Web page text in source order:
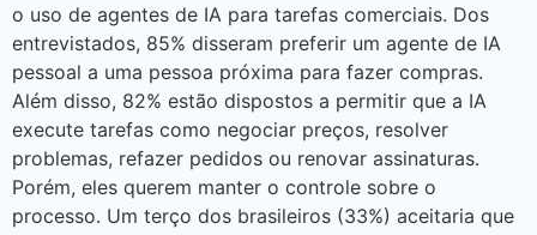
o uso de agentes de IA para tarefas comerciais. Dos
entrevistados, 85% disseram preferir um agente de IA
pessoal a uma pessoa próxima para fazer compras.
Além disso, 82% estão dispostos a permitir que a IA
execute tarefas como negociar preços, resolver
problemas, refazer pedidos ou renovar assinaturas.
Porém, eles querem manter o controle sobre o
processo. Um terço dos brasileiros (33%) aceitaria que